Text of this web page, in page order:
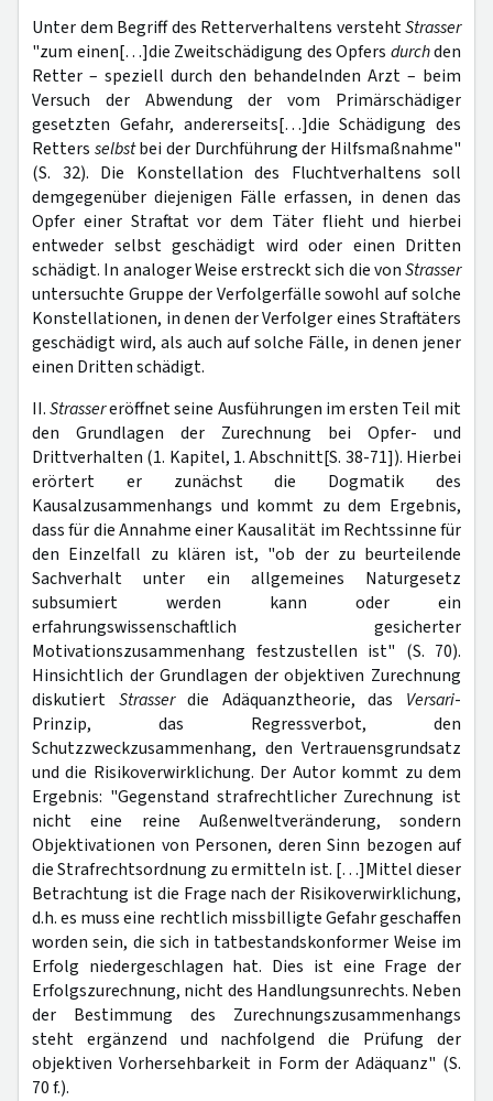
Unter dem Begriff des Retterverhaltens verstehtStrasser
"zum einen[…]die Zweitschädigung des Opfers durchden
Retter – speziell durch den behandelnden Arzt – beim
Versuch der Abwendung der vom Primärschädiger
gesetzten Gefahr, andererseits[…]die Schädigung des
Retters selbstbei der Durchführung der Hilfsmaßnahme"
(S. 32). Die Konstellation des Fluchtverhaltens soll
demgegenüber diejenigen Fälle erfassen, in denen das
Opfer einer Straftat vor dem Täter flieht und hierbei
entweder selbst geschädigt wird oder einen Dritten
schädigt. In analoger Weise erstreckt sich die vonStrasser
untersuchte Gruppe der Verfolgerfälle sowohl auf solche
Konstellationen, in denen der Verfolger eines Straftäters
geschädigt wird, als auch auf solche Fälle, in denen jener
einen Dritten schädigt.
II.Strassereröffnet seine Ausführungen im ersten Teil mit
den Grundlagen der Zurechnung bei Opfer- und
Drittverhalten (1. Kapitel, 1. Abschnitt[S. 38-71]). Hierbei
erörtert er zunächst die Dogmatik des
Kausalzusammenhangs und kommt zu dem Ergebnis,
dass für die Annahme einer Kausalität im Rechtssinne für
den Einzelfall zu klären ist, "ob der zu beurteilende
Sachverhalt unter ein allgemeines Naturgesetz
subsumiert werden kann oder ein
erfahrungswissenschaftlich gesicherter
Motivationszusammenhang festzustellen ist" (S. 70).
Hinsichtlich der Grundlagen der objektiven Zurechnung
diskutiert Strasserdie Adäquanztheorie, das Versari-
Prinzip, das Regressverbot, den
Schutzzweckzusammenhang, den Vertrauensgrundsatz
und die Risikoverwirklichung. Der Autor kommt zu dem
Ergebnis: "Gegenstand strafrechtlicher Zurechnung ist
nicht eine reine Außenweltveränderung, sondern
Objektivationen von Personen, deren Sinn bezogen auf
die Strafrechtsordnung zu ermitteln ist. […]Mittel dieser
Betrachtung ist die Frage nach der Risikoverwirklichung,
d.h. es muss eine rechtlich missbilligte Gefahr geschaffen
worden sein, die sich in tatbestandskonformer Weise im
Erfolg niedergeschlagen hat. Dies ist eine Frage der
Erfolgszurechnung, nicht des Handlungsunrechts. Neben
der Bestimmung des Zurechnungszusammenhangs
steht ergänzend und nachfolgend die Prüfung der
objektiven Vorhersehbarkeit in Form der Adäquanz" (S.
70 f.).